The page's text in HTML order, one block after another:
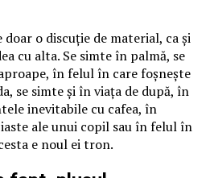
o discuție de material, ca și
cu alta. Se simte în palmă, se
în felul în care foșnește
se simte și în viața de după, în
inevitabile cu cafea, în
ale unui copil sau în felul în
e noul ei tron.